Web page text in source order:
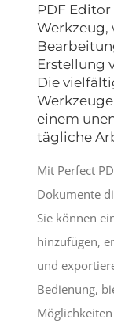
PDF
Werkzeug,
Erstellung
Die
einem
tägliche
Mit Perfect
Dokumente
Sie können
hinzufügen,
und
Bedienung,